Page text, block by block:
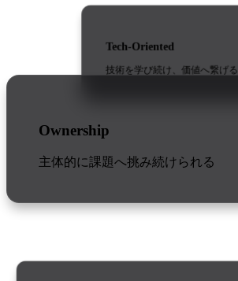
Tech-Oriented
技術を学び続け、価値へ繋げる
Ownership
主体的に課題へ挑み続けられる